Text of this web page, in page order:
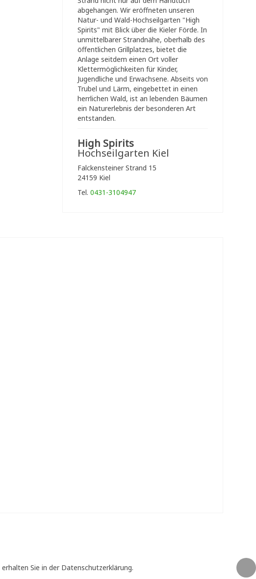
abgehangen. Wir eröffneten unseren
Natur- und Wald-Hochseilgarten "High
Spirits" mit Blick über die Kieler Förde. In
unmittelbarer Strandnähe, oberhalb des
öffentlichen Grillplatzes, bietet die
Anlage seitdem einen Ort voller
Klettermöglichkeiten für Kinder,
Jugendliche und Erwachsene. Abseits von
Trubel und Lärm, eingebettet in einen
herrlichen Wald, ist an lebenden Bäumen
ein Naturerlebnis der besonderen Art
entstanden.
High Spirits
Hochseilgarten Kiel
Falckensteiner Strand 15
24159 Kiel
Tel. 0431-3104947
Sie in der Datenschutzerklärung.